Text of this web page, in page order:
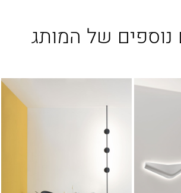
נוספים של המותג